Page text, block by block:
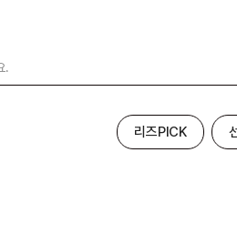
리즈PICK